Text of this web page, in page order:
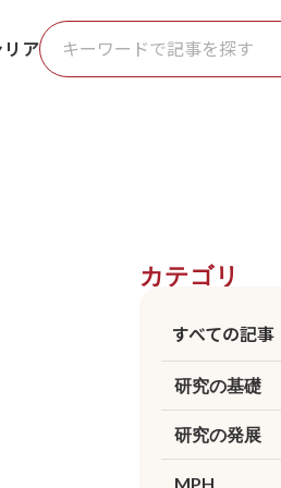
リア
カテゴリ
すべての記事
研究の基礎
すべてを見る
研究の発展
すべてを見る
MPH